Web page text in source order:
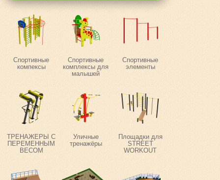
Спортивные
компексы
Спортивные
комплексы для
малышей
Спортивные
элементы
ТРЕНАЖЕРЫ С
ПЕРЕМЕННЫМ
ВЕСОМ
Уличные
тренажёры
Площадки для
STREET
WORKOUT